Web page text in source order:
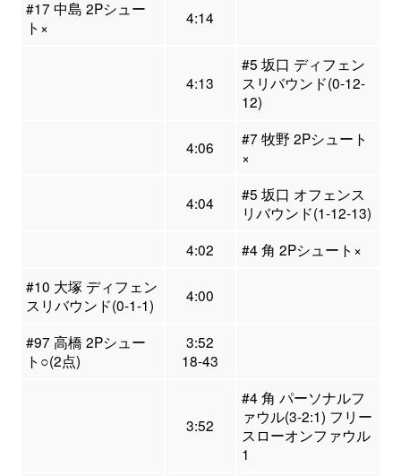
#17 中島 2Pシュー
ト×
4:14
4:13
#5 坂口 ディフェン
スリバウンド(0-12-
12)
4:06
#7 牧野 2Pシュート
×
4:04
#5 坂口 オフェンス
リバウンド(1-12-13)
4:02
#4 角 2Pシュート×
#10 大塚 ディフェン
スリバウンド(0-1-1)
4:00
#97 高橋 2Pシュー
ト○(2点)
3:52
18-43
3:52
#4 角 パーソナルフ
ァウル(3-2:1) フリー
スローオンファウル
1